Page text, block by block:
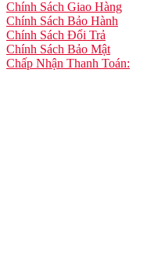
Chính Sách Giao Hàng
Chính Sách Bảo Hành
Chính Sách Đổi Trả
Chính Sách Bảo Mật
Chấp Nhận Thanh Toán: